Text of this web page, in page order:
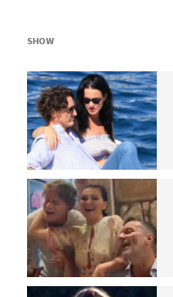
SHOW